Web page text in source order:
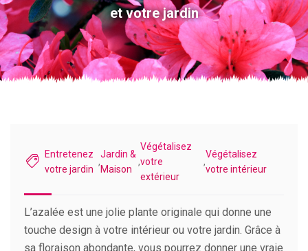
et votre jardin
Entretenez
votre jardin
,
Jardin &
Maison
,
Végétalisez
votre
extérieur
,
Végétalisez
votre intérieur
L’azalée est une jolie plante originale qui donne une
touche design à votre intérieur ou votre jardin. Grâce à
sa floraison abondante, vous pourrez donner une vraie